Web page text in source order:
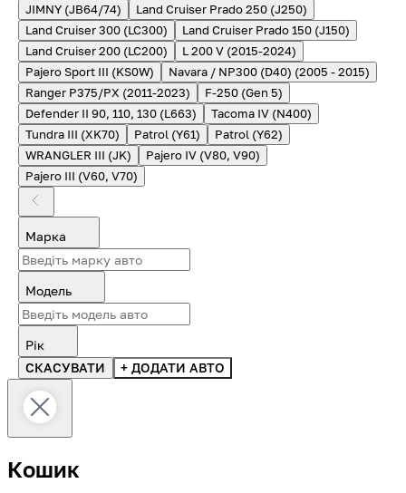
JIMNY (JB64/74)
Land Cruiser Prado 250 (J250)
Land Cruiser 300 (LC300)
Land Cruiser Prado 150 (J150)
Land Cruiser 200 (LC200)
L 200 V (2015-2024)
Pajero Sport III (KS0W)
Navara / NP300 (D40) (2005 - 2015)
Ranger P375/PX (2011-2023)
F-250 (Gen 5)
Defender II 90, 110, 130 (L663)
Tacoma IV (N400)
Tundra III (XK70)
Patrol (Y61)
Patrol (Y62)
WRANGLER III (JK)
Pajero IV (V80, V90)
Pajero III (V60, V70)
Марка
Модель
Рік
СКАСУВАТИ
+ ДОДАТИ АВТО
Кошик